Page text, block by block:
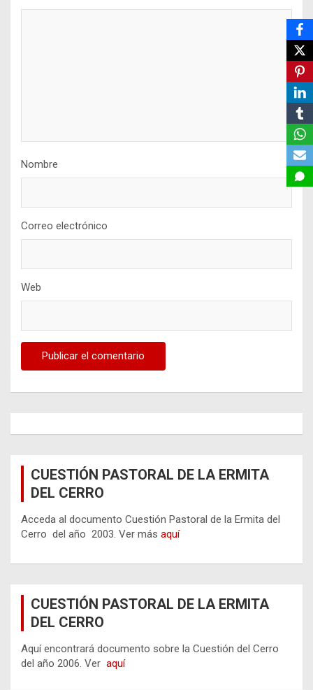
Nombre
Correo electrónico
Web
CUESTIÓN PASTORAL DE LA ERMITA
DEL CERRO
Acceda al documento Cuestión Pastoral de la Ermita del
Cerro del año 2003. Ver más aquí
CUESTIÓN PASTORAL DE LA ERMITA
DEL CERRO
Aquí encontrará documento sobre la Cuestión del Cerro
del año 2006. Ver aquí